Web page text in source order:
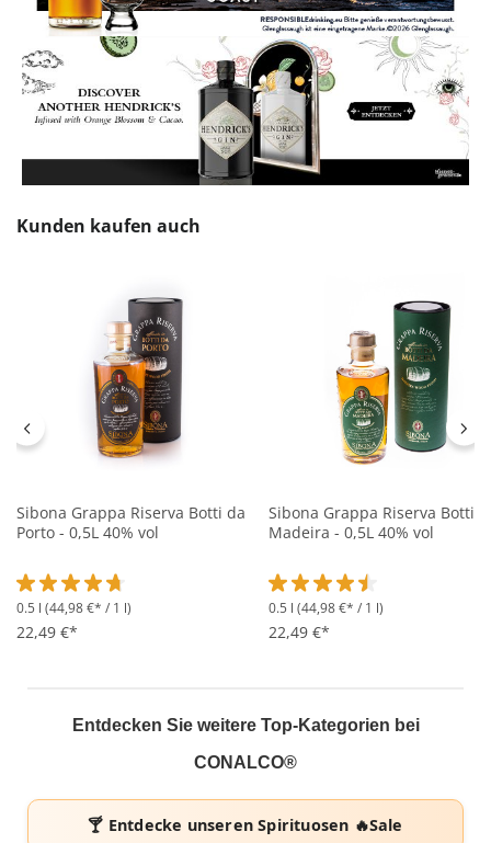
Produktgalerie überspringen
Kunden kaufen auch
Sibona Grappa Riserva Botti da
Porto - 0,5L 40% vol
Durchschnittliche Bewertung von 4.7 von 5 Sternen
0.5 l (44,98 €* / 1 l)
22,49 €*
Sibona Grappa Riserva Botti
Madeira - 0,5L 40% vol
Durchschnittliche
0.5 l (44,98 €* / 1 l)
22,49 €*
Entdecken Sie weitere Top-Kategorien bei
CONALCO®
🍸 Entdecke unserenSpirituosen 🔥Sale